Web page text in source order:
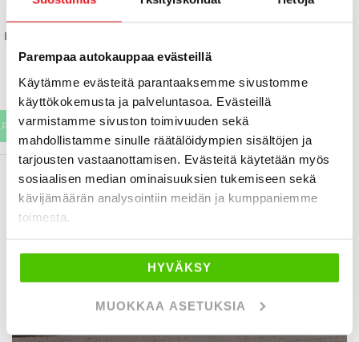
Parempaa autokauppaa evästeillä
Käytämme evästeitä parantaaksemme sivustomme
käyttökokemusta ja palveluntasoa. Evästeillä
varmistamme sivuston toimivuuden sekä
mahdollistamme sinulle räätälöidympien sisältöjen ja
tarjousten vastaanottamisen. Evästeitä käytetään myös
sosiaalisen median ominaisuuksien tukemiseen sekä
kävijämäärän analysointiin meidän ja kumppaniemme
toimesta.
HYVÄKSY
MUOKKAA ASETUKSIA
14 280 €
13 980 €
KATSO TIEDOT WHATSAPP